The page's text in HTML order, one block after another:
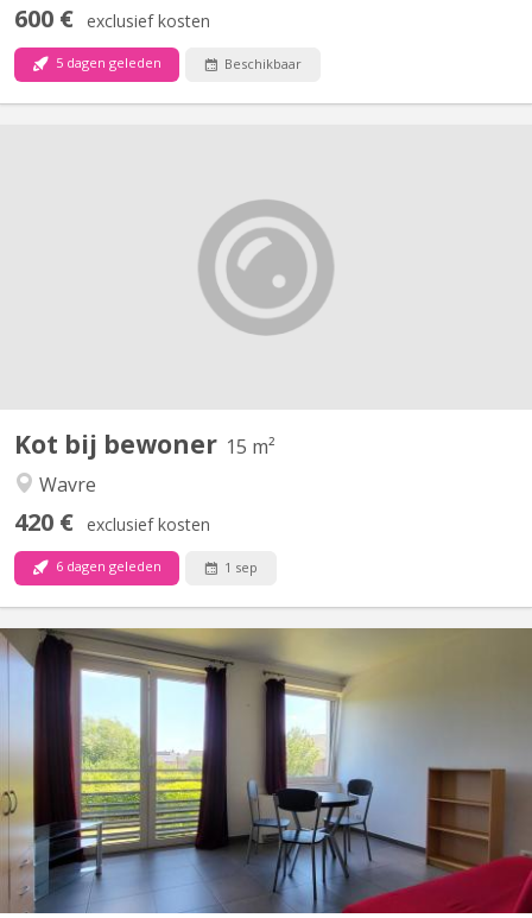
600 € exclusief kosten
5 dagen geleden Beschikbaar
Kot bij bewoner 15 m²
Wavre
420 € exclusief kosten
6 dagen geleden 1 sep
À louer pour minimum 10 mois 2026/2027 LLN Reste 1 chambre
pour étudiant, spacieuse et lumineuse à 3km de Louvain La
Neuve chez l'habitant, dans jolie maison atypique 4 façades avec
jardin. Non-fumeur uniquement. Pas d'animaux j'ai déjà un petit
chien. Pas de domiciliation. 420€ (545€ charges...
Situé à Gembloux (Lonzée) à 20 minutes, en voiture, de Louvain
la Neuve. Joli petit Studio à louer. Lumineux. Idéal pour personne
seule ou étudiant-e-Composé d'une pièce de vie avec cuisine
équipée (frigo et partie congélateur, four, 4 taques
vitrocéramiques, lave-vaisselle) , une salle de bain...